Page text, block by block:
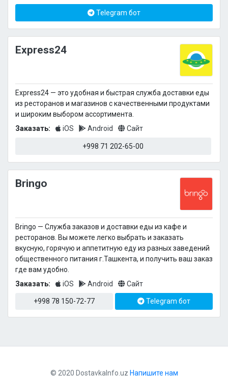
Telegram бот
Express24
Express24 — это удобная и быстрая служба доставки еды
из ресторанов и магазинов с качественными продуктами
и широким выбором ассортимента.
Заказать:
iOS Android Сайт
+998 71 202-65-00
Bringo
Bringo — Cлужба заказов и доставки еды из кафе и
ресторанов. Вы можете легко выбрать и заказать
вкусную, горячую и аппетитную еду из разных заведений
общественного питания г.Ташкента, и получить ваш заказ
где вам удобно.
Заказать:
iOS Android Сайт
+998 78 150-72-77 Telegram бот
© 2020 DostavkaInfo.uz Напишите нам